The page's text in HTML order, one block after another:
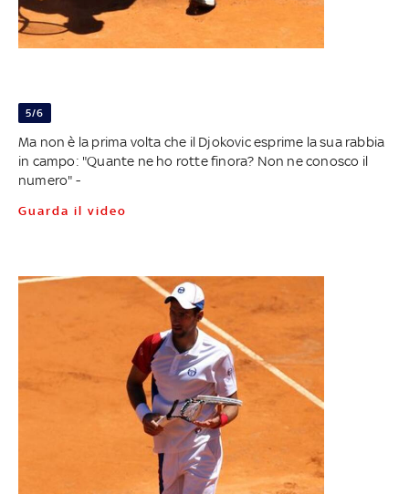
5/6
Ma non è la prima volta che il Djokovic esprime la sua rabbia
in campo: "Quante ne ho rotte finora? Non ne conosco il
numero" -
Guarda il video